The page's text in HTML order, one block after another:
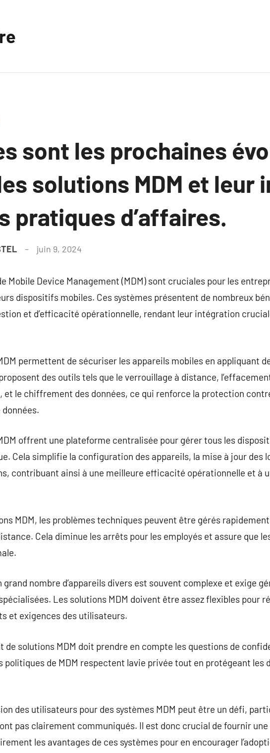
sont les prochaines
solutions MDM et leur
pratiques d’affaires.
juin 9, 2024
Mobile Device Management (MDM) sont cruciales pour les
dispositifs mobiles. Ces systèmes présentent de nombreux
et d’efficacité opérationnelle, rendant leur intégration
permettent de sécuriser les appareils mobiles en appliquant
des outils tels que le verrouillage à distance,
et le chiffrement des données, ce qui renforce la protection
offrent une plateforme centralisée pour gérer tous les
Cela simplifie la configuration des appareils, la mise à jour des
contribuant ainsi à une meilleure efficacité opérationnelle et à
MDM, les problèmes techniques peuvent être gérés
Cela diminue les arrêts pour les employés et assure que
grand nombre d’appareils divers est souvent complexe et exige
Les solutions MDM doivent être assez flexibles pour
et exigences des utilisateurs.
de solutions MDM doit prendre en compte les questions de
politiques de MDM respectent lavie privée tout en protégeant les
des utilisateurs pour des systèmes MDM peut être un défi,
pas clairement communiqués. Il est donc crucial de fournir
les avantages de ces systèmes pour en encourager